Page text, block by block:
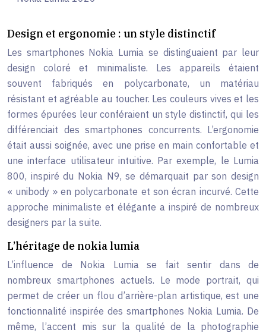
Design et ergonomie : un style distinctif
Les smartphones Nokia Lumia se distinguaient par leur
design coloré et minimaliste. Les appareils étaient
souvent fabriqués en polycarbonate, un matériau
résistant et agréable au toucher. Les couleurs vives et les
formes épurées leur conféraient un style distinctif, qui les
différenciait des smartphones concurrents. L’ergonomie
était aussi soignée, avec une prise en main confortable et
une interface utilisateur intuitive. Par exemple, le Lumia
800, inspiré du Nokia N9, se démarquait par son design
« unibody » en polycarbonate et son écran incurvé. Cette
approche minimaliste et élégante a inspiré de nombreux
designers par la suite.
L’héritage de nokia lumia
L’influence de Nokia Lumia se fait sentir dans de
nombreux smartphones actuels. Le mode portrait, qui
permet de créer un flou d’arrière-plan artistique, est une
fonctionnalité inspirée des smartphones Nokia Lumia. De
même, l’accent mis sur la qualité de la photographie